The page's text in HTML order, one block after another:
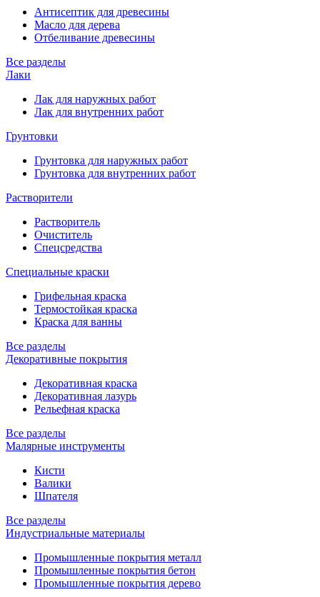
Антисептик для древесины
Масло для дерева
Отбеливание древесины
Все разделы
Лаки
Лак для наружных работ
Лак для внутренних работ
Грунтовки
Грунтовка для наружных работ
Грунтовка для внутренних работ
Растворители
Растворитель
Очиститель
Спецсредства
Специальные краски
Грифельная краска
Термостойкая краска
Краска для ванны
Все разделы
Декоративные покрытия
Декоративная краска
Декоративная лазурь
Рельефная краска
Все разделы
Малярные инструменты
Кисти
Валики
Шпателя
Все разделы
Индустриальные материалы
Промышленные покрытия металл
Промышленные покрытия бетон
Промышленные покрытия дерево